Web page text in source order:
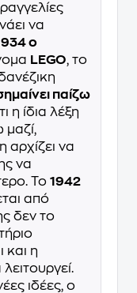
να
ο
LEGO, το
παίζω
η ίδια λέξη
μαζί,
αρχίζει να
να
Το 1942
από
δεν το
και η
λειτουργεί.
ιδέες, ο